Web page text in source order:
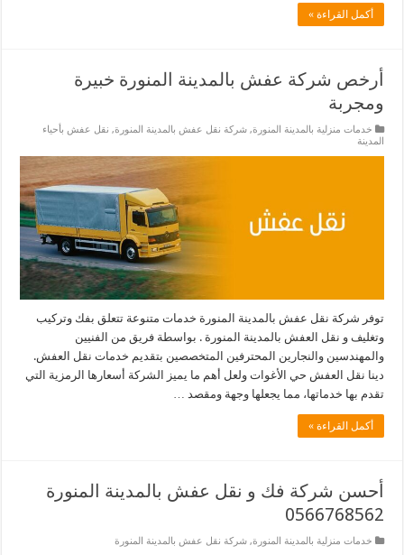
أكمل القراءة »
أرخص شركة عفش بالمدينة المنورة خبيرة
ومجربة
خدمات منزلية بالمدينة المنورة,شركة نقل عفش بالمدينة المنورة, نقل عفش بأحياء
المدينة
توفر شركة نقل عفش بالمدينة المنورة خدمات متنوعة تتعلق بفك وتركيب
وتغليف و نقل العفش بالمدينة المنورة . بواسطة فريق من الفنيين
والمهندسين والنجارين المحترفين المتخصصين بتقديم خدمات نقل العفش.
دينا نقل العفش حي الأغوات ولعل أهم ما يميز الشركة أسعارها الرمزية التي
تقدم بها خدماتها، مما يجعلها وجهة ومقصد …
أكمل القراءة »
أحسن شركة فك و نقل عفش بالمدينة المنورة
0566768562
خدمات منزلية بالمدينة المنورة,شركة نقل عفش بالمدينة المنورة